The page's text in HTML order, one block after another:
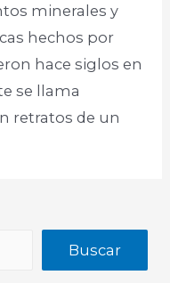
minerales y
hechos por
hace siglos en
se llama
retratos de un
Buscar